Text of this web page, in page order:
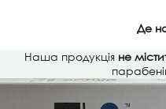
Де
Наша продукція не